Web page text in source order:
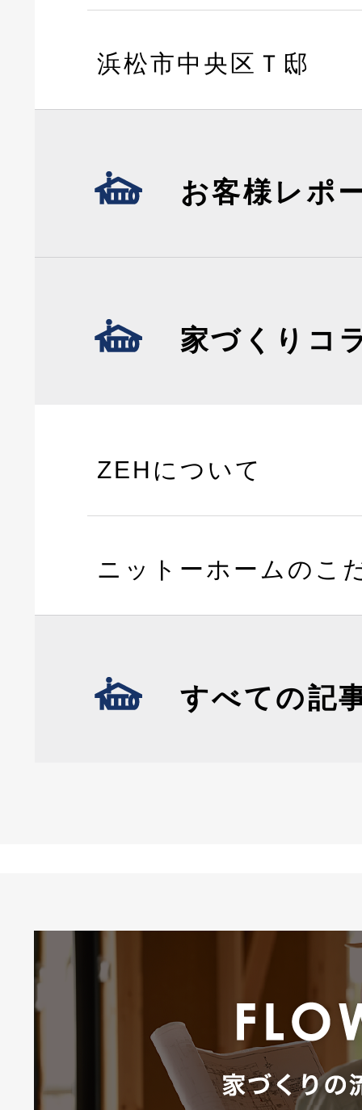
浜松市中央区Ｔ邸
お客様レポ
家づくりコ
ZEHについて
ニットーホームのこ
すべての記